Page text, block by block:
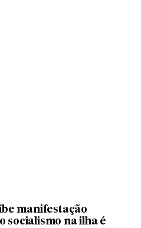
manifestação
socialismo na ilha é